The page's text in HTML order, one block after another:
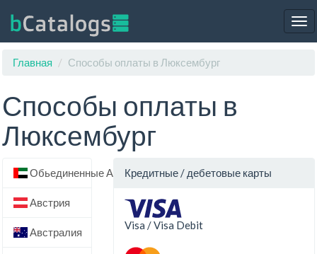
Главная
Способы оплаты в Люксембург
Способы оплаты в
Люксембург
Обьединенные Арабские Эмираты
Австрия
Австралия
Кредитные / дебетовые карты
Visa / Visa Debit